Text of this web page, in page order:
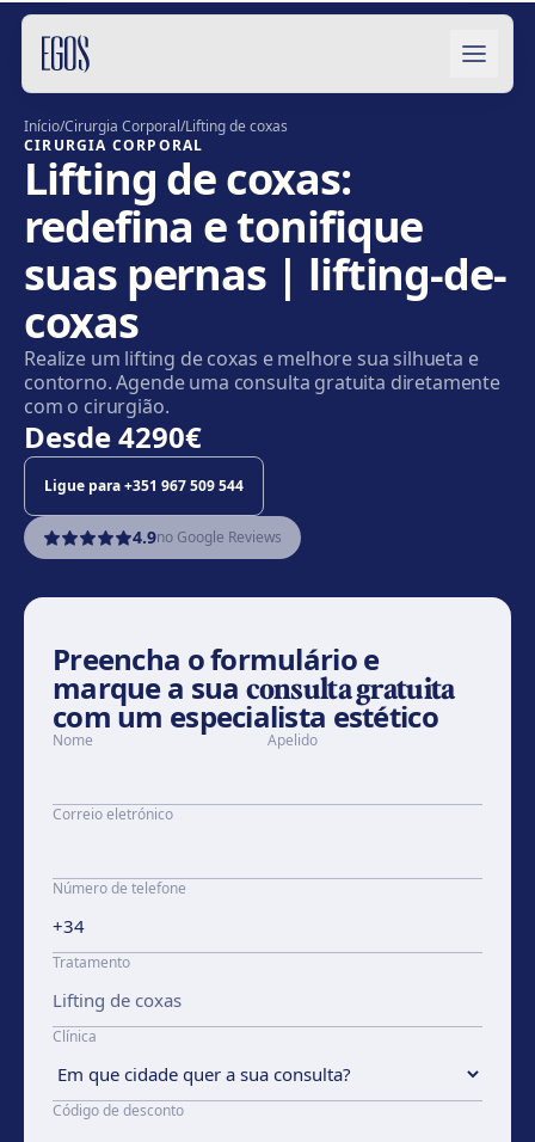
Saltar para o conteúdo
Início/Cirurgia Corporal/Lifting de coxas
CIRURGIA CORPORAL
Lifting de coxas:
redefina e tonifique
suas pernas | lifting-de-
coxas
Realize um lifting de coxas e melhore sua silhueta e
contorno. Agende uma consulta gratuita diretamente
com o cirurgião.
Desde4290€
Ligue para+351 967 509 544
4.9no Google Reviews
Preencha o formulário e
marque a sua consulta gratuita
com um especialista estético
Nome Apelido
Correio eletrónico
Número de telefone
Tratamento
Clínica
Código de desconto